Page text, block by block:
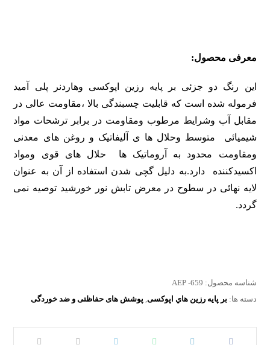
معرفی محصول:
این رنگ دو جزئی بر پایه رزین اپوکسی وهاردنر پلی آمید
فرموله شده است که قابلیت چسبندگی بالا ،مقاومت عالی در
مقابل آب وشرایط مرطوب ومقاومت در برابر ترشحات مواد
شیمیائی متوسط وحلال ها ی آلیفاتیک و روغن های معدنی
ومقاومت محدود به آروماتیک ها حلال های قوی ومواد
اکسیدکننده دارد.به دلیل گچی شدن استفاده از آن به عنوان
لایه نهائی در سطوح در معرض تابش نور خورشید توصیه نمی
گردد.
شناسه محصول: AEP -659
دسته ها: بر پايه رزين هاي اپوکسی, پوشش های حفاظتی و ضد خوردگی